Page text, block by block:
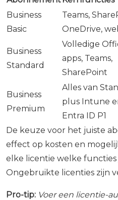
Business
Basic
Teams,
OneDrive,
Business
Standard
Volledige
apps, Teams,
SharePoint
Business
Premium
Alles van
plus Intune
Entra ID P1
De keuze voor het juiste
effect op kosten en
elke licentie welke
Ongebruikte licenties zijn
Pro-tip: Voer een licentie-